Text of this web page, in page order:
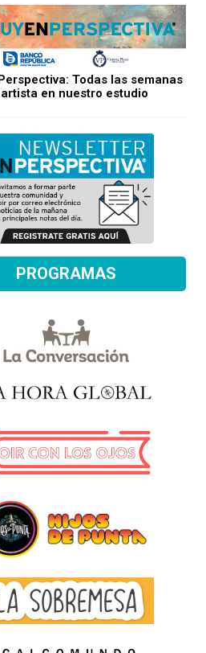
Todas las semanas
en nuestro estudio
PROGRAMAS